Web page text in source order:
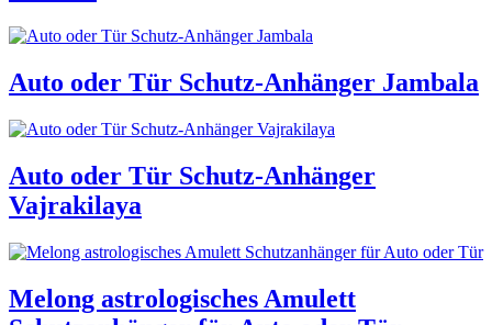
Auto oder Tür Schutz-Anhänger Jambala
Auto oder Tür Schutz-Anhänger
Vajrakilaya
Melong astrologisches Amulett